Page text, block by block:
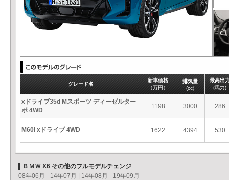
グレード名
新車価格
（万円）
排気量
(cc)
最高出
(馬力)
xドライブ35d Mスポーツ ディーゼルター
ボ 4WD
1198 3000 286
M60i xドライブ 4WD 1622 4394 530
ＢＭＷ X6 その他のフルモデルチェンジ
08年06月 - 14年07月
14年08月 - 19年09月